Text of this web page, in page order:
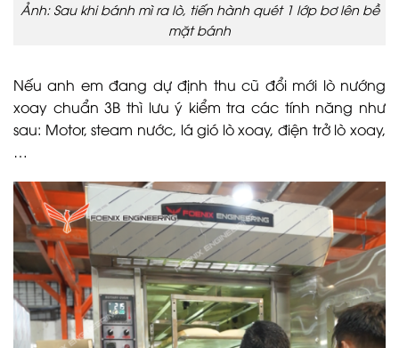
Ảnh: Sau khi bánh mì ra lò, tiến hành quét 1 lớp bơ lên bề
mặt bánh
Nếu anh em đang dự định thu cũ đổi mới lò nướng
xoay chuẩn 3B thì lưu ý kiểm tra các tính năng như
sau: Motor, steam nước, lá gió lò xoay, điện trở lò xoay,
…